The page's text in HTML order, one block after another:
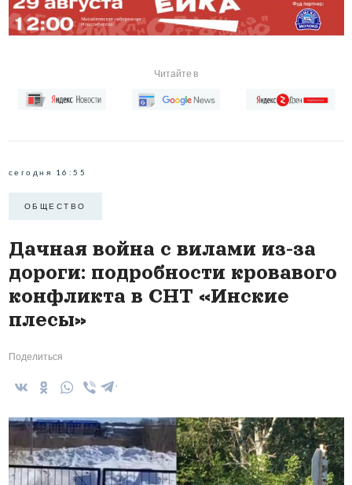
Читайте в
сегодня 16:55
ОБЩЕСТВО
Дачная война с вилами из-за
дороги: подробности кровавого
конфликта в СНТ «Инские
плесы»
Поделиться